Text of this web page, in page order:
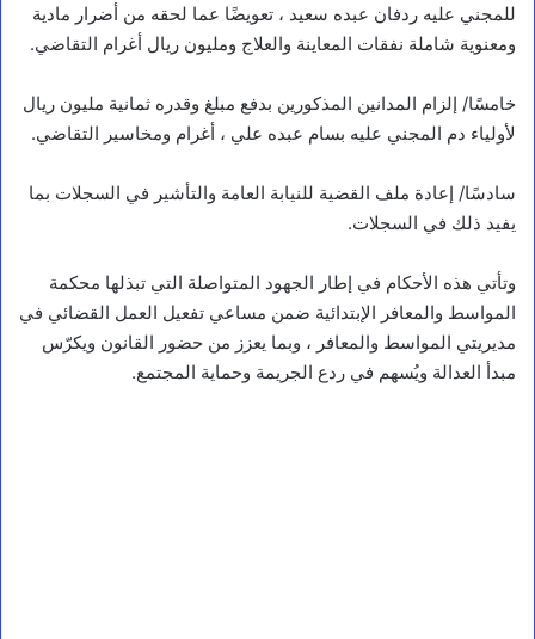
للمجني عليه ردفان عبده سعيد ، تعويضًا عما لحقه من أضرار مادية
ومعنوية شاملة نفقات المعاينة والعلاج ومليون ريال أغرام التقاضي.
خامسًا/ إلزام المدانين المذكورين بدفع مبلغ وقدره ثمانية مليون ريال
لأولياء دم المجني عليه بسام عبده علي ، أغرام ومخاسير التقاضي.
سادسًا/ إعادة ملف القضية للنيابة العامة والتأشير في السجلات بما
يفيد ذلك في السجلات.
وتأتي هذه الأحكام في إطار الجهود المتواصلة التي تبذلها محكمة
المواسط والمعافر الإبتدائية ضمن مساعي تفعيل العمل القضائي في
مديريتي المواسط والمعافر ، وبما يعزز من حضور القانون ويكرّس
مبدأ العدالة ويُسهم في ردع الجريمة وحماية المجتمع.